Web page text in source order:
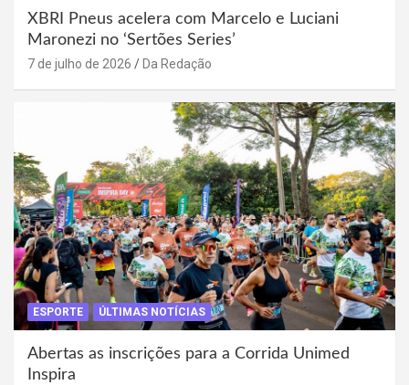
XBRI Pneus acelera com Marcelo e Luciani
Maronezi no ‘Sertões Series’
7 de julho de 2026 Da Redação
ESPORTE ÚLTIMAS NOTÍCIAS
Abertas as inscrições para a Corrida Unimed
Inspira